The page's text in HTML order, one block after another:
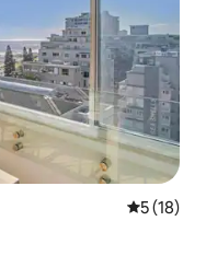
औसत रेटिंग
5 (18)